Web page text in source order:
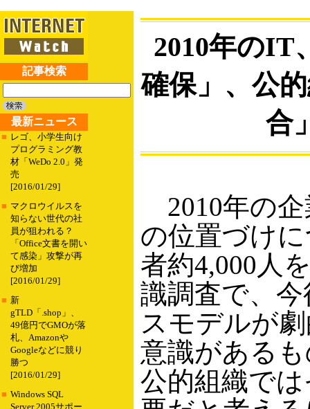
記事検索
最新ニュース
■ レゴ、小学生向け
プログラミング教
材「WeDo 2.0」発
売
[2016/01/29]
■ マクロウイルスを
知らない世代の社
員が狙われる？
「Office文書を開い
て感染」攻撃が再
び増加
[2016/01/29]
■ 新
gTLD「.shop」、
49億円でGMOが落
札、Amazonや
Googleなどに競り
勝つ
[2016/01/29]
■ Windows SQL
Server 2005サポー
2010年のIT
確保」、公
合
2010年の
の位置づけ
者約4,000人
識調査で、
スモデルが
意識がある
公的組織で